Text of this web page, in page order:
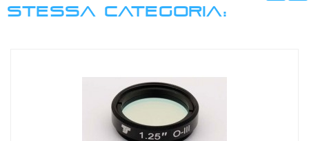
STESSA CATEGORIA: